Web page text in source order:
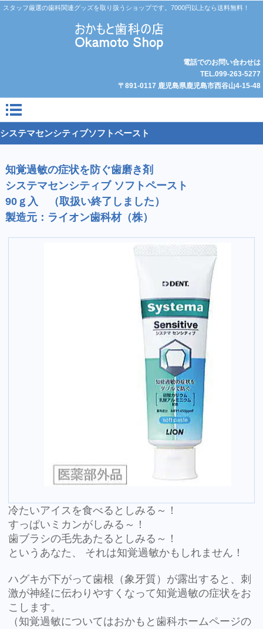
スタッフ厳選の歯科関連グッズを取り扱うショップです。7000円以上なら送料無料！
電話でのお問い合わせは
TEL.099-263-5277
〒891-0117 鹿児島県鹿児島市西谷山4-15-48
システマセンシティブソフトペースト
知覚過敏の症状を防ぐ歯磨き剤
システマセンシティブ ソフトペースト
90ｇ入 （取扱い終了しました）
製造元：ライオン歯科材（株）
冷たいアイスを食べるとしみる～！
すっぱいミカンがしみる～！
歯ブラシの毛先あたるとしみる～！
というあなた、 それは知覚過敏かもしれません！
ハグキが下がって歯根（象牙質）が露出すると、刺
激が神経に伝わりやすくなって知覚過敏の症状をお
こします。
（知覚過敏についてはおかもと歯科ホームページの